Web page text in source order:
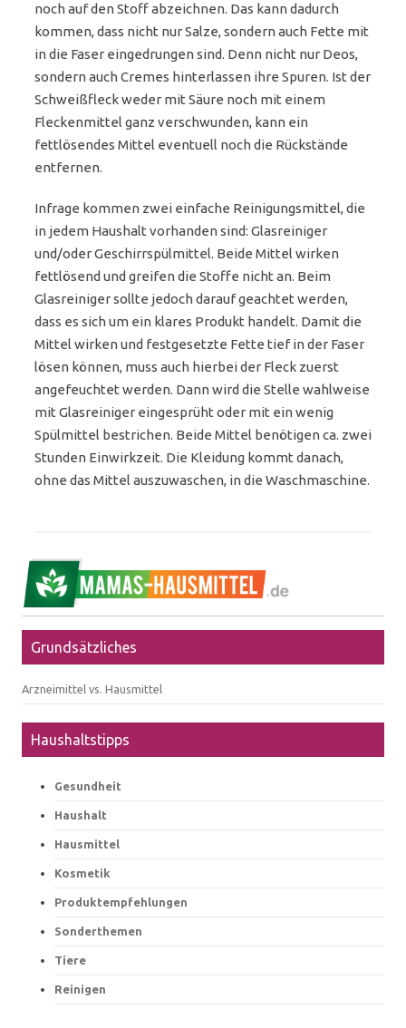
noch auf den Stoff abzeichnen. Das kann dadurch
kommen, dass nicht nur Salze, sondern auch Fette mit
in die Faser eingedrungen sind. Denn nicht nur Deos,
sondern auch Cremes hinterlassen ihre Spuren. Ist der
Schweißfleck weder mit Säure noch mit einem
Fleckenmittel ganz verschwunden, kann ein
fettlösendes Mittel eventuell noch die Rückstände
entfernen.
Infrage kommen zwei einfache Reinigungsmittel, die
in jedem Haushalt vorhanden sind: Glasreiniger
und/oder Geschirrspülmittel. Beide Mittel wirken
fettlösend und greifen die Stoffe nicht an. Beim
Glasreiniger sollte jedoch darauf geachtet werden,
dass es sich um ein klares Produkt handelt. Damit die
Mittel wirken und festgesetzte Fette tief in der Faser
lösen können, muss auch hierbei der Fleck zuerst
angefeuchtet werden. Dann wird die Stelle wahlweise
mit Glasreiniger eingesprüht oder mit ein wenig
Spülmittel bestrichen. Beide Mittel benötigen ca. zwei
Stunden Einwirkzeit. Die Kleidung kommt danach,
ohne das Mittel auszuwaschen, in die Waschmaschine.
Grundsätzliches
Arzneimittel vs. Hausmittel
Haushaltstipps
Gesundheit
Haushalt
Hausmittel
Kosmetik
Produktempfehlungen
Sonderthemen
Tiere
Reinigen